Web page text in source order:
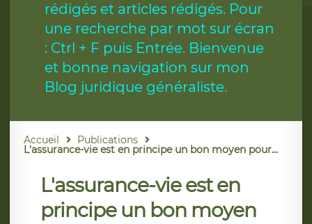
rédigés et articles rédigés. Pour
une recherche par mot sur écran
: Ctrl + F puis Entrée. Bienvenue
et bonne navigation sur mon
Blog juridique généraliste.
Accueil Publications
L'assurance-vie est en principe un bon moyen pour...
L'assurance-vie est en
principe un bon moyen